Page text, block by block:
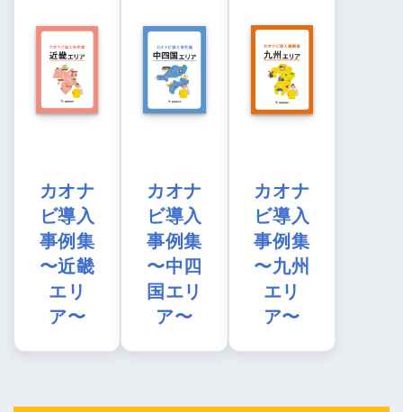
カオナ
ビ導入
事例集
〜近畿
エリ
ア〜
カオナ
ビ導入
事例集
〜中四
国エリ
ア〜
カオナ
ビ導入
事例集
〜九州
エリ
ア〜